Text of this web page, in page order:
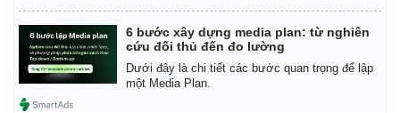
Tỷ giá
Chứng khoán
Giá cà phê
6 bước xây dựng media plan: từ nghiên
cứu đối thủ đến đo lường
Dưới đây là chi tiết các bước quan trọng để lập
một Media Plan.